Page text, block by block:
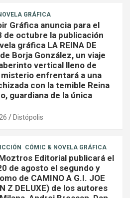
GRÁFICA
Gráfica anuncia para el
de octubre la publicación
gráfica LA REINA DE
de Borja González, un viaje
vertical lleno de
misterio enfrentará a una
con la temible Reina
guardiana de la única
Distópolis
CÓMIC & NOVELA GRÁFICA
Editorial publicará el
de agosto el segundo y
de CAMINO A G.I. JOE
Z DELUXE) de los autores